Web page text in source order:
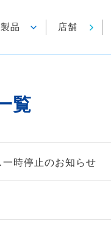
製品 店舗
覧
時停止のお知らせ